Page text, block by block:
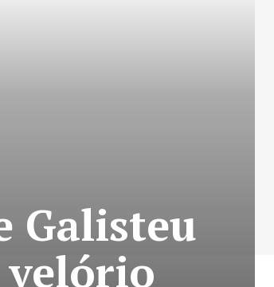
Galisteu
velório